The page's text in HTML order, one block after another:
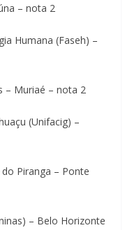
– nota 2
Humana (Faseh) –
Muriaé – nota 2
(Unifacig) –
Piranga – Ponte
– Belo Horizonte